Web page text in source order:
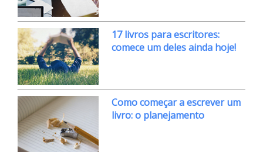
17 livros para escritores:
comece um deles ainda hoje!
Como começar a escrever um
livro: o planejamento